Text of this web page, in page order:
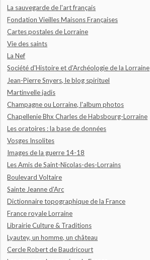
La sauvegarde de l'art français
Fondation Vieilles Maisons Françaises
Cartes postales de Lorraine
Vie des saints
La Nef
Société d'Histoire et d'Archéologie de la Lorraine
Jean-Pierre Snyers, le blog spirituel
Martinvelle jadis
Champagne ou Lorraine, l'album photos
Chapellenie Bhx Charles de Habsbourg-Lorraine
Les oratoires : la base de données
Vosges Insolites
Images de la guerre 14-18
Les Amis de Saint-Nicolas-des-Lorrains
Boulevard Voltaire
Sainte Jeanne d'Arc
Dictionnaire topographique de la France
France royale Lorraine
Librairie Culture & Traditions
Lyautey, un homme, un château
Cercle Robert de Baudricourt